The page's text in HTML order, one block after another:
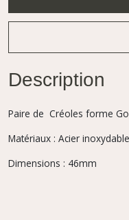
Description
Paire de Créoles forme
Matériaux : Acier
Dimensions : 46mm